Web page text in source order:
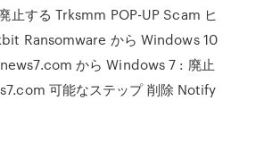
止する Trksmm POP-UP Scam ヒ
Ransomware から Windows 10
から Windows 7 : 廃止
可能なステップ 削除 Notify